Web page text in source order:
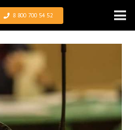
8 800 700 54 52